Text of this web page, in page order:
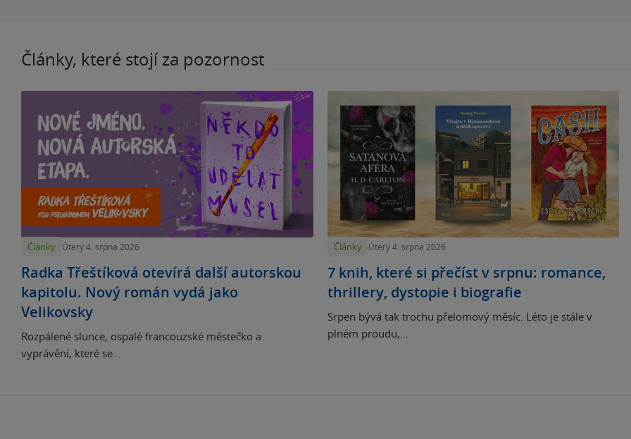
Články, které stojí za pozornost
Články Úterý 4. srpna 2026
Radka Třeštíková otevírá další autorskou
kapitolu. Nový román vydá jako
Velikovsky
Rozpálené slunce, ospalé francouzské městečko a
vyprávění, které se...
Články Úterý 4. srpna 2026
7 knih, které si přečíst v srpnu: romance,
thrillery, dystopie i biografie
Srpen bývá tak trochu přelomový měsíc. Léto je stále v
plném proudu,...